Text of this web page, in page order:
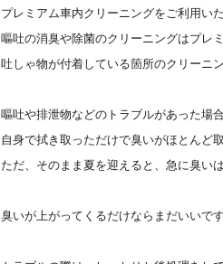
プレミアム車内クリーニングをご利用い
嘔吐の消臭や除菌のクリーニングはプレ
吐しゃ物が付着している箇所のクリーニ
嘔吐や排泄物などのトラブルがあった場
自身で拭き取っただけで臭いがほとんど
ただ、そのまま夏を迎えると、急に臭い
臭いが上がってくるだけならまだいいで